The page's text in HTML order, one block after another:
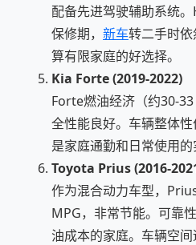
配备先进驾驶辅助系统
保修期， 新车转二手时
算有限家庭的好选择。
Kia Forte (2019-2022)
Forte燃油经济（约30-
全性能良好。车辆整体性
是家庭通勤和日常使用的
Toyota Prius (2016-
作为混合动力车型，
MPG，非常节能。可靠
油成本的家庭。车辆空